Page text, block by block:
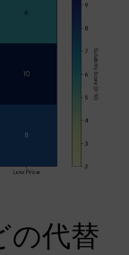
の代替